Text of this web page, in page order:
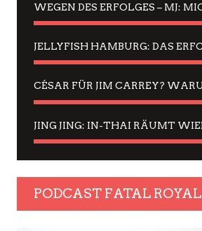
PODCAST FATAL ROYAL